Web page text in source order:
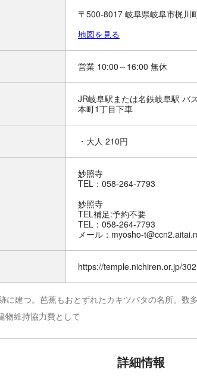
〒500-8017 岐阜県岐阜市梶川
地図を見る
営業 10:00～16:00 無休
JR岐阜駅または名鉄岐阜駅 バ
本町1丁目下車
・大人 210円
妙照寺
TEL：058-264-7793
妙照寺
TEL補足:予約不要
TEL：058-264-7793
メール：myosho-
https://temple.nichiren.or.jp/
に建つ。芭蕉もおとずれたカキツバタの名所。数
物維持協力費として
詳細情報